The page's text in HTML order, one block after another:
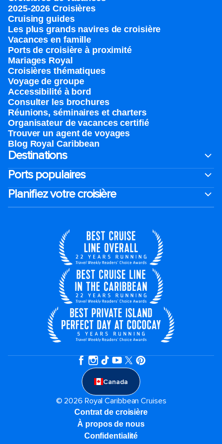
2025-2026 Croisières
Cruising guides
Les plus grands navires de croisière
Vacances en famille
Ports de croisière à proximité
Mariages Royal
Croisières thématiques
Voyage de groupe​
Accessibilité à bord​
Consulter les brochures
Réunions, séminaires et charters
Organisateur de vacances certifié
Trouver un agent de voyages
Blog Royal Caribbean
Destinations
Ports populaires
Planifiez votre croisière
Canada
© 2026 Royal Caribbean Cruises
Contrat de croisière
À propos de nous
Confidentialité